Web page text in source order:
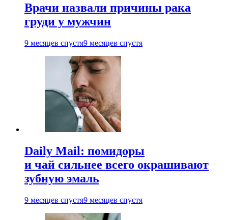
Врачи назвали причины рака
груди у мужчин
9 месяцев спустя9 месяцев спустя
Daily Mail: помидоры
и чай сильнее всего окрашивают
зубную эмаль
9 месяцев спустя9 месяцев спустя